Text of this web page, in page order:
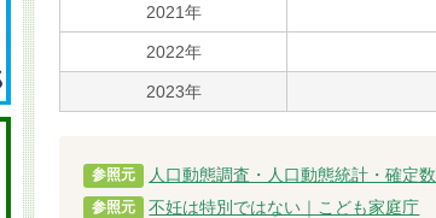
2021年
2022年
2023年
参照元 人口動態調査・人口動態統計・確定
参照元 不妊は特別ではない｜こども家庭庁